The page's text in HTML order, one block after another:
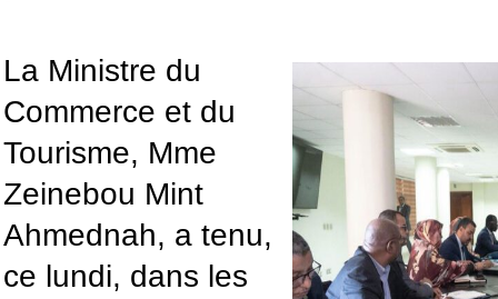
La Ministre du
Commerce et du
Tourisme, Mme
Zeinebou Mint
Ahmednah, a tenu,
ce lundi, dans les